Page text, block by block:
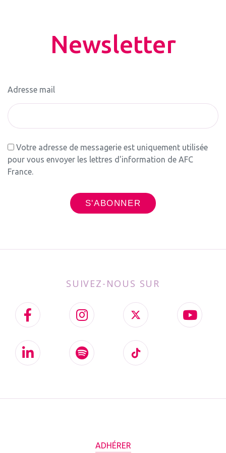
Newsletter
Adresse mail
Votre adresse de messagerie est uniquement utilisée
pour vous envoyer les lettres d'information de AFC
France.
SUIVEZ-NOUS SUR
ADHÉRER